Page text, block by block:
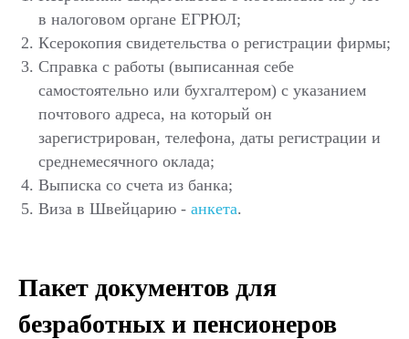
в налоговом органе ЕГРЮЛ;
Ксерокопия свидетельства о регистрации фирмы;
Справка с работы (выписанная себе
самостоятельно или бухгалтером) с указанием
почтового адреса, на который он
зарегистрирован, телефона, даты регистрации и
среднемесячного оклада;
Выписка со счета из банка;
Виза в Швейцарию - анкета.
Пакет документов для
безработных и пенсионеров